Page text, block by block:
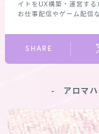
イトをUX構築・運営す
お仕事配信やゲーム配信
SHARE
‐ アロマハ